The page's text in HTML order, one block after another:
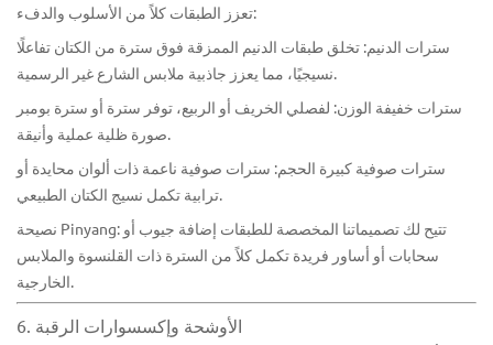
تعزز الطبقات كلاً من الأسلوب والدفء:
سترات الدنيم: تخلق طبقات الدنيم الممزقة فوق سترة من الكتان تفاعلًا
نسيجيًا، مما يعزز جاذبية ملابس الشارع غير الرسمية.
سترات خفيفة الوزن: لفصلي الخريف أو الربيع، توفر سترة أو سترة بومبر
صورة ظلية عملية وأنيقة.
سترات صوفية كبيرة الحجم: سترات صوفية ناعمة ذات ألوان محايدة أو
ترابية تكمل نسيج الكتان الطبيعي.
نصيحة Pinyang: تتيح لك تصميماتنا المخصصة للطبقات إضافة جيوب أو
سحابات أو أساور فريدة تكمل كلاً من السترة ذات القلنسوة والملابس
الخارجية.
6. الأوشحة وإكسسوارات الرقبة